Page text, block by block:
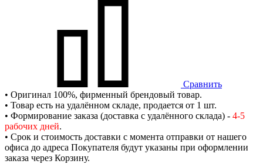
Сравнить
• Оригинал 100%, фирменный брендовый товар.
• Товар есть на удалённом складе, продается от 1 шт.
• Формирование заказа (доставка с удалённого склада) - 4-5
рабочих дней.
• Срок и стоимость доставки с момента отправки от нашего
офиса до адреса Покупателя будут указаны при оформлении
заказа через Корзину.